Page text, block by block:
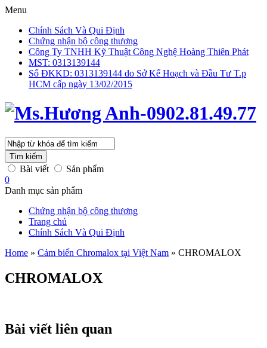
Menu
Chính Sách Và Qui Định
Chứng nhận bộ công thương
Công Ty TNHH Kỹ Thuật Công Nghệ Hoàng Thiên Phát
MST: 0313139144
Số ĐKKD: 0313139144 do Sở Kế Hoạch và Đầu Tư T.p
HCM cấp ngày 13/02/2015
Tìm kiếm
Bài viết
Sản phẩm
0
Danh mục sản phẩm
Chứng nhận bộ công thương
Trang chủ
Chính Sách Và Qui Định
Home » Cảm biến Chromalox tại Việt Nam » CHROMALOX
CHROMALOX
Bài viết liên quan